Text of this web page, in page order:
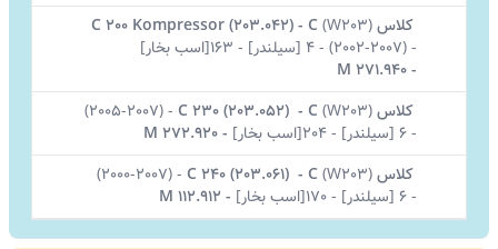
کلاس C
(W203)
-
C 200 Kompressor (203.042)
-
(2002-2007)
-4 [سیلندر] - 163[اسب بخار]
-
M 271.940
کلاس C
(W203)
-
C 230 (203.052)
-
(2005-2007)
-6 [سیلندر] -204[اسب بخار] -
M 272.920
کلاس C
(W203)
-
C 240 (203.061)
-
(2000-2007)
-6 [سیلندر] -170[اسب بخار] -
M 112.912